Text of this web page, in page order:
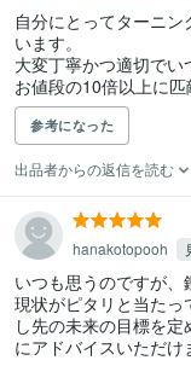
自分にとってターニ
います。
大変丁寧かつ適切でい
お値段の10倍以上に匹
参考になった
出品者からの返信を読む
hanakotopooh
いつも思うのですが、
現状がピタリと当た
し先の未来の目標を
にアドバイスいただけ